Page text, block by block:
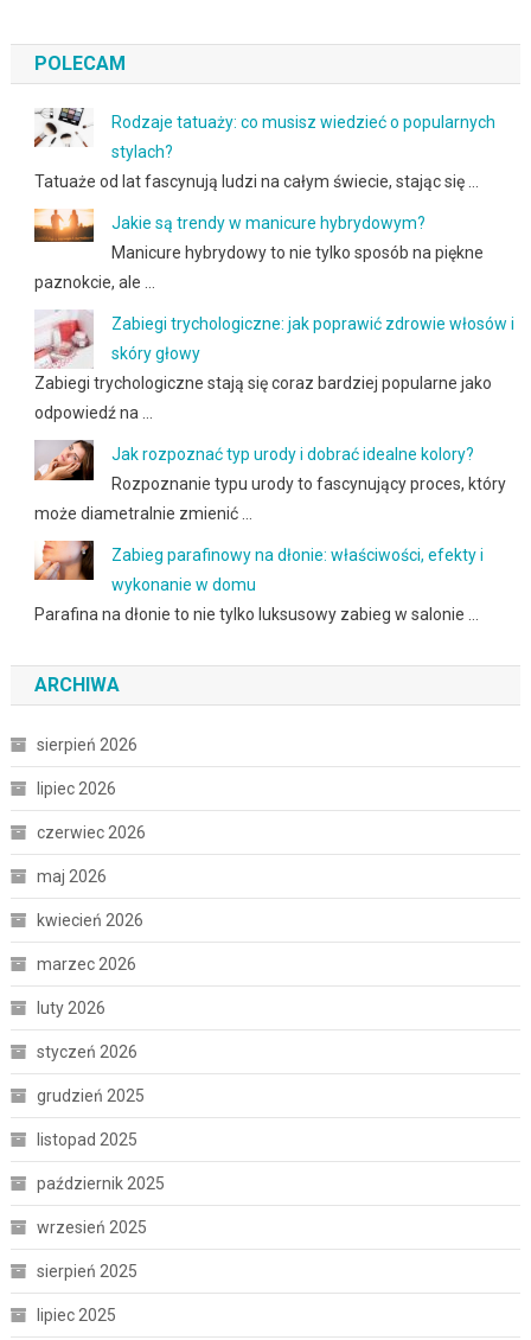
POLECAM
Rodzaje tatuaży: co musisz wiedzieć o popularnych
stylach?
Tatuaże od lat fascynują ludzi na całym świecie, stając się …
Jakie są trendy w manicure hybrydowym?
Manicure hybrydowy to nie tylko sposób na piękne
paznokcie, ale …
Zabiegi trychologiczne: jak poprawić zdrowie włosów i
skóry głowy
Zabiegi trychologiczne stają się coraz bardziej popularne jako
odpowiedź na …
Jak rozpoznać typ urody i dobrać idealne kolory?
Rozpoznanie typu urody to fascynujący proces, który
może diametralnie zmienić …
Zabieg parafinowy na dłonie: właściwości, efekty i
wykonanie w domu
Parafina na dłonie to nie tylko luksusowy zabieg w salonie …
ARCHIWA
sierpień 2026
lipiec 2026
czerwiec 2026
maj 2026
kwiecień 2026
marzec 2026
luty 2026
styczeń 2026
grudzień 2025
listopad 2025
październik 2025
wrzesień 2025
sierpień 2025
lipiec 2025